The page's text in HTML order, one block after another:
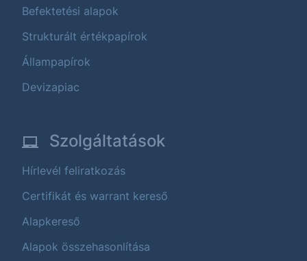
Befektetési alapok
Strukturált értékpapírok
Állampapírok
Devizapiac
Szolgáltatások
Hírlevél feliratkozás
Certifikát és warrant kereső
Alapkereső
Alapok összehasonlítása